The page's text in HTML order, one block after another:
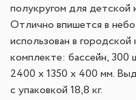
полукругом для детской
Отлично впишется в
использован в
комплекте: бассейн, 300
2400 х 1350 x 400 мм.
с упаковкой 18,8 кг.